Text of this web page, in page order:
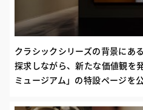
クラシックシリーズの背景にあ
探求しながら、新たな価値観を
ミュージアム」の特設ページを公